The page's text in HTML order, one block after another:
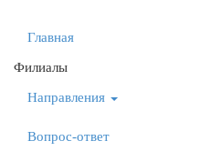
Главная
Филиалы
Направления
Вопрос-ответ